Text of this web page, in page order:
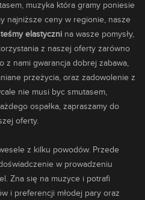
muzyka która gramy poniesie
najniższe ceny w regionie, nasze
elastyczni na wasze pomysły,
z naszej oferty zarówno
z nami gwarancja dobrej zabawa,
przeżycia, oraz zadowolenie z
nie musi byc smutasem,
ospałka, zapraszamy do
oferty.
z kilku powodów. Przede
w prowadzeniu
Zna się na muzyce i potrafi
i preferencji młodej pary oraz